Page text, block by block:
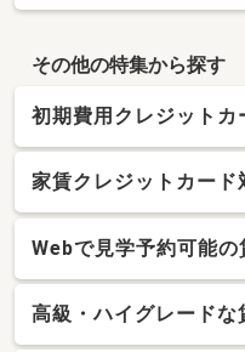
その他の特集から探す
初期費用クレジットカ
家賃クレジットカード
Webで見学予約可能の
高級・ハイグレードな